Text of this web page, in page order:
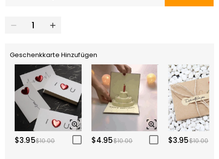
Geschenkkarte Hinzufügen
$3.95$10.00 $4.95$10.00 $3.95$10.00